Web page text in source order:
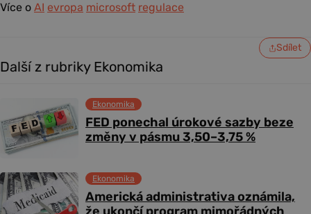
Více o AI evropa microsoft regulace
Sdílet
Další z rubriky Ekonomika
FED ponechal úrokové sazby beze
změny v pásmu 3,50–3,75 %
Ekonomika
Americká administrativa oznámila,
Ekonomika